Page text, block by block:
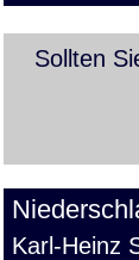
Sollten
Karl-Heinz